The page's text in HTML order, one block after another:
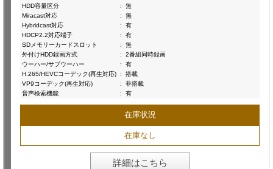
HDD容量区分
:
無
Miracast対応
:
無
Hybridcast対応
:
有
HDCP2.2対応端子
:
有
SDメモリーカードスロット
:
無
外付けHDD録画方式
:
2番組同時録画
ウーハー/サブウーハー
:
有
H.265/HEVCコーデック(再生対応) :
搭載
VP9コーデック(再生対応)
:
非搭載
音声検索機能
: 有
在庫状況
在庫なし
詳細はこちら